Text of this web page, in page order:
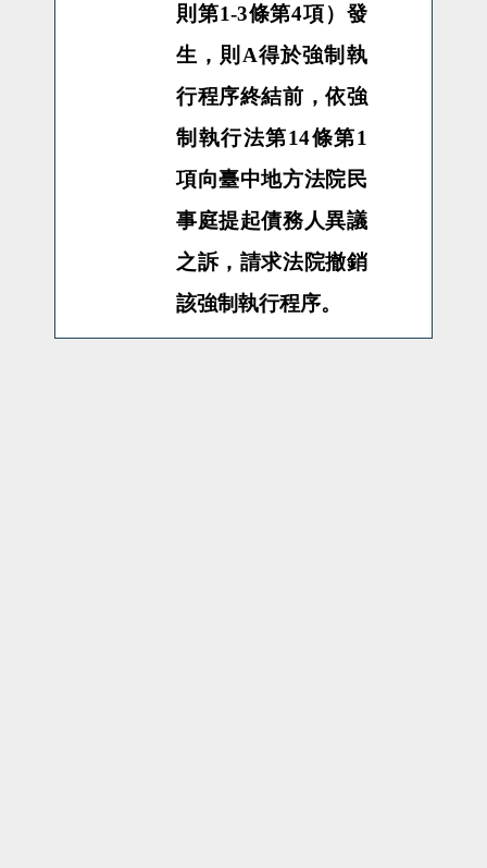
則第1-3條第4項）發
生，則 A得於強制執
行程序終結前，依強
制執行法第14條第1
項向臺中地方法院民
事庭提起債務人異議
之訴，請求法院撤銷
該強制執行程序。